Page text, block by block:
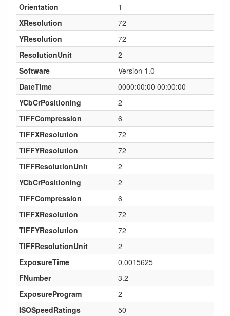
Orientation
1
XResolution
72
YResolution
72
ResolutionUnit
2
Software
Version 1.0
DateTime
0000:00:00 00:00:00
YCbCrPositioning
2
TIFFCompression
6
TIFFXResolution
72
TIFFYResolution
72
TIFFResolutionUnit
2
YCbCrPositioning
2
TIFFCompression
6
TIFFXResolution
72
TIFFYResolution
72
TIFFResolutionUnit
2
ExposureTime
0.0015625
FNumber
3.2
ExposureProgram
2
ISOSpeedRatings
50